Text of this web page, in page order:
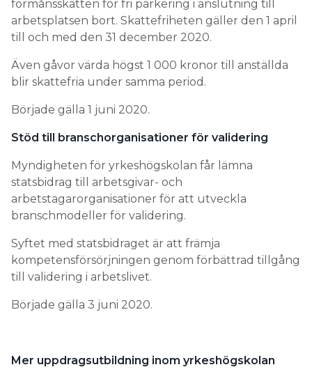
förmånsskatten för fri parkering i anslutning till
arbetsplatsen bort. Skattefriheten gäller den 1 april
till och med den 31 december 2020.
Även gåvor värda högst 1 000 kronor till anställda
blir skattefria under samma period.
Började gälla 1 juni 2020.
Stöd till branschorganisationer för validering
Myndigheten för yrkeshögskolan får lämna
statsbidrag till arbetsgivar- och
arbetstagarorganisationer för att utveckla
branschmodeller för validering.
Syftet med statsbidraget är att främja
kompetensförsörjningen genom förbättrad tillgång
till validering i arbetslivet.
Började gälla 3 juni 2020.
Mer uppdragsutbildning inom yrkeshögskolan